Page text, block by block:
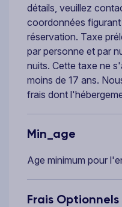
détails, veuillez
coordonnées
réservation. Taxe
par personne et par
nuits. Cette taxe ne
moins de 17 ans.
frais dont
Min_age
Age minimum pour
Frais Optionnels